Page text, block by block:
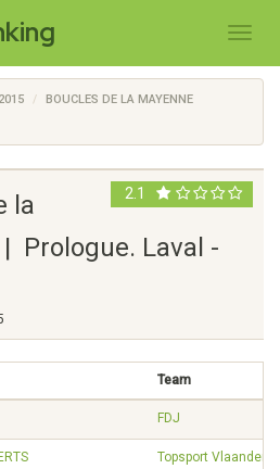
BOUCLES DE LA MAYENNE
2.1
la
Prologue. Laval -
Team
FDJ
Topsport